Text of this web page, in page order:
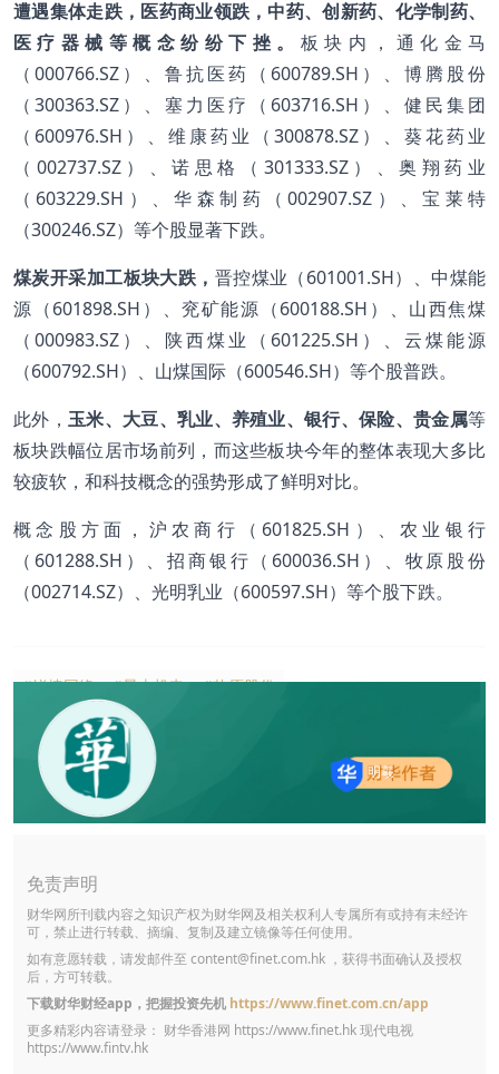
遭遇集体走跌，医药商业领跌，中药、创新药、化学制药、
医疗器械等概念纷纷下挫。 板块内，通化金马
（000766.SZ）、鲁抗医药（600789.SH）、博腾股份
（300363.SZ）、塞力医疗（603716.SH）、健民集团
（600976.SH）、维康药业（300878.SZ）、葵花药业
（002737.SZ）、诺思格（301333.SZ）、奥翔药业
（603229.SH）、华森制药（002907.SZ）、宝莱特
（300246.SZ）等个股显著下跌。
煤炭开采加工板块大跌， 晋控煤业（601001.SH）、中煤能
源（601898.SH）、兖矿能源（600188.SH）、山西焦煤
（000983.SZ）、陕西煤业（601225.SH）、云煤能源
（600792.SH）、山煤国际（600546.SH）等个股普跌。
此外， 玉米、大豆、乳业、养殖业、银行、保险、贵金属等
板块跌幅位居市场前列，而这些板块今年的整体表现大多比
较疲软，和科技概念的强势形成了鲜明对比。
概念股方面，沪农商行（601825.SH）、农业银行
（601288.SH）、招商银行（600036.SH）、牧原股份
（002714.SZ）、光明乳业（600597.SH）等个股下跌。
#锐捷网络 #昊志机电 #牧原股份
明羲
免责声明
财华网所刊载内容之知识产权为财华网及相关权利人专属所有或持有未经许
可，禁止进行转载、摘编、复制及建立镜像等任何使用。
如有意愿转载，请发邮件至 content@finet.com.hk ，获得书面确认及授权
后，方可转载。
下载财华财经app，把握投资先机 https://www.finet.com.cn/app
更多精彩内容请登录： 财华香港网 https://www.finet.hk现代电视
https://www.fintv.hk